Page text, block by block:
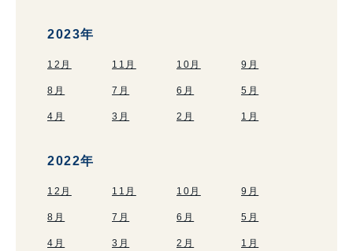
2023年
12月 11月 10月 9月
8月 7月 6月 5月
4月 3月 2月 1月
2022年
12月 11月 10月 9月
8月 7月 6月 5月
4月 3月 2月 1月